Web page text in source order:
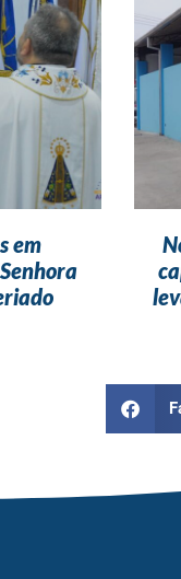
em